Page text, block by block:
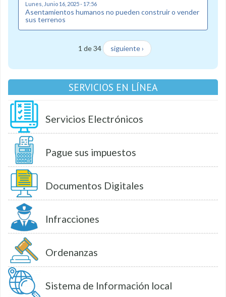
Lunes, Junio 16, 2025 - 17:56
Asentamientos humanos no pueden construir o vender
sus terrenos
1 de 34 siguiente ›
SERVICIOS EN LÍNEA
Servicios Electrónicos
Pague sus impuestos
Documentos Digitales
Infracciones
Ordenanzas
Sistema de Información local